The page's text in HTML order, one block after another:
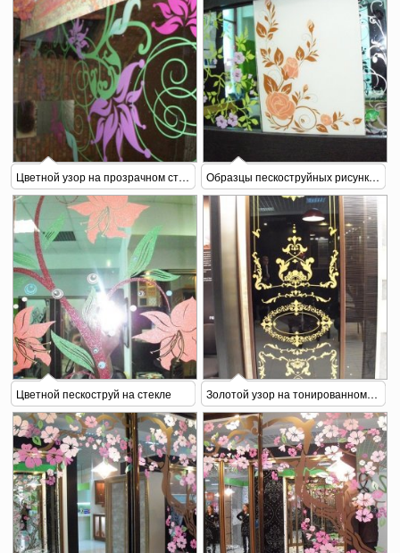
Цветной узор на прозрачном стекле Образцы пескоструйных рисунков
Цветной пескоструй на стекле Золотой узор на тонированном стекле